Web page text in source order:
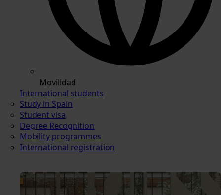
Movilidad
International students
Study in Spain
Student visa
Degree Recognition
Mobility programmes
International registration